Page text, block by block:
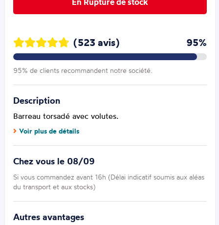
(523 avis) 95%
95% de clients recommandent notre société.
Description
Barreau torsadé avec volutes.
Voir plus de détails
Chez vous le 08/09
Si vous commandez avant 16h (Délai indicatif soumis aux aléas
du transport et aux stocks)
Autres avantages